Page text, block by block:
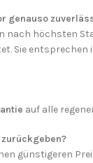
genauso
nach höchsten
Sie entsprechen
auf alle
günstigeren